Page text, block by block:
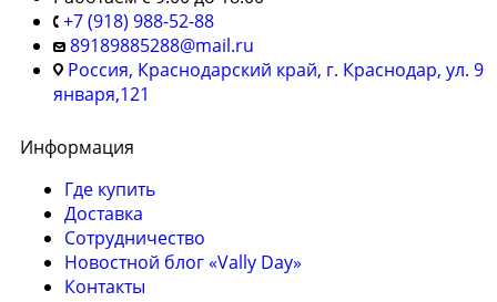
+7 (918) 988-52-88
89189885288@mail.ru
Россия, Краснодарский край, г. Краснодар, ул. 9
января,121
Информация
Где купить
Доставка
Сотрудничество
Новостной блог «Vally Day»
Контакты